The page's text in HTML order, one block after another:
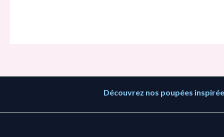
Découvrez nos poupées